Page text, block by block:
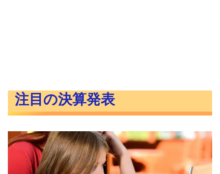
注目の決算発表